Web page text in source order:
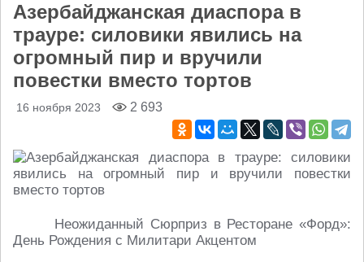
Азербайджанская диаспора в
трауре: силовики явились на
огромный пир и вручили
повестки вместо тортов
16 ноября 2023 2 693
Неожиданный Сюрприз в Ресторане «Форд»:
День Рождения с Милитари Акцентом